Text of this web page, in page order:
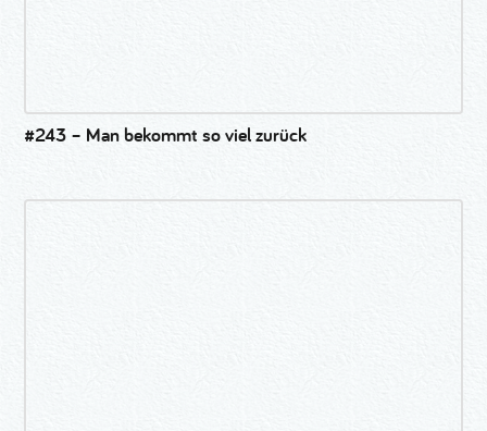
#243 – Man bekommt so viel zurück